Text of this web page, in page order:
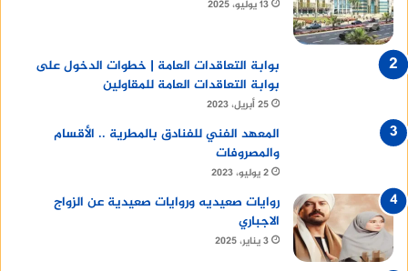
13 يوليو، 2025
بوابة التعاقدات العامة | خطوات الدخول على
بوابة التعاقدات العامة للمقاولين
25 أبريل، 2023
المعهد الفني للفنادق بالمطرية .. الأقسام
والمصروفات
2 يوليو، 2023
روايات صعيديه وروايات صعيدية عن الزواج
الاجباري
3 يناير، 2025